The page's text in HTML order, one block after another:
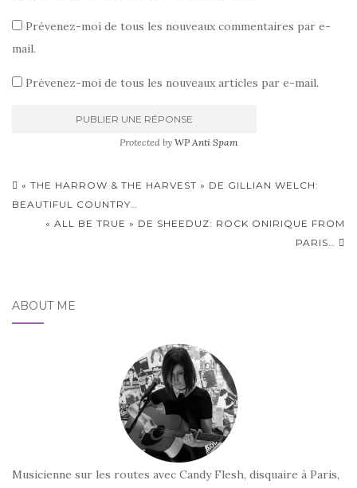
Prévenez-moi de tous les nouveaux commentaires par e-
mail.
Prévenez-moi de tous les nouveaux articles par e-mail.
Protected by WP Anti Spam
Pagination
d'article
« THE HARROW & THE HARVEST » DE GILLIAN WELCH:
BEAUTIFUL COUNTRY…
« ALL BE TRUE » DE SHEEDUZ: ROCK ONIRIQUE FROM
PARIS…
ABOUT ME
Musicienne sur les routes avec Candy Flesh, disquaire à Paris,